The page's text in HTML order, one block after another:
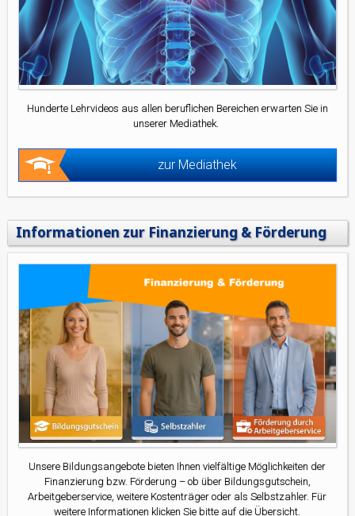
Hunderte Lehrvideos aus allen beruflichen Bereichen erwarten Sie in
unserer Mediathek.
zur Mediathek
Informationen zur Finanzierung & Förderung
Unsere Bildungsangebote bieten Ihnen vielfältige Möglichkeiten der
Finanzierung bzw. Förderung – ob über Bildungsgutschein,
Arbeitgeberservice, weitere Kostenträger oder als Selbstzahler. Für
weitere Informationen klicken Sie bitte auf die Übersicht.